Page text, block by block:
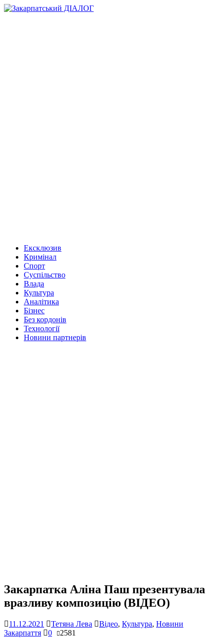
Ексклюзив
Кримінал
Спорт
Суспільство
Влада
Культура
Аналітика
Бізнес
Без кордонів
Технології
Новини партнерів
Закарпатка Аліна Паш презентувала
вразливу композицію (ВІДЕО)
11.12.2021 Тетяна Лева Відео, Культура, Новини
Закарпаття
0 2581